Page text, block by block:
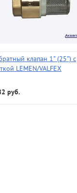
клапан 1" (25") с
LEMEN/VALFEX
руб.